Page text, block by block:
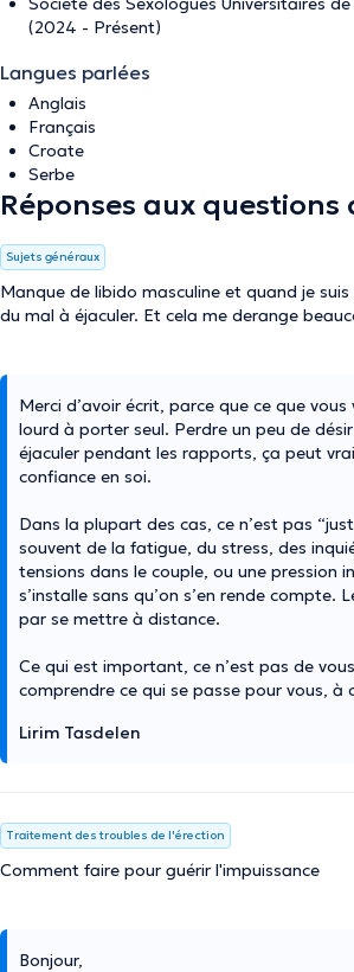
(2024 - Présent)
Langues parlées
Anglais
Français
Croate
Serbe
Réponses aux
Sujets généraux
Manque de libido masculine et quand je
du mal à éjaculer. Et cela me derange
Merci d’avoir écrit, parce que ce que
lourd à porter seul. Perdre un peu de
éjaculer pendant les rapports, ça peut
confiance en soi.
Dans la plupart des cas, ce n’est pas
souvent de la fatigue, du stress, des
tensions dans le couple, ou une pression
s’installe sans qu’on s’en rende compte.
par se mettre à distance.
Ce qui est important, ce n’est pas de
comprendre ce qui se passe pour vous, à
Lirim Tasdelen
Traitement des troubles de l'érection
Comment faire pour guérir l'impuissance
Bonjour,